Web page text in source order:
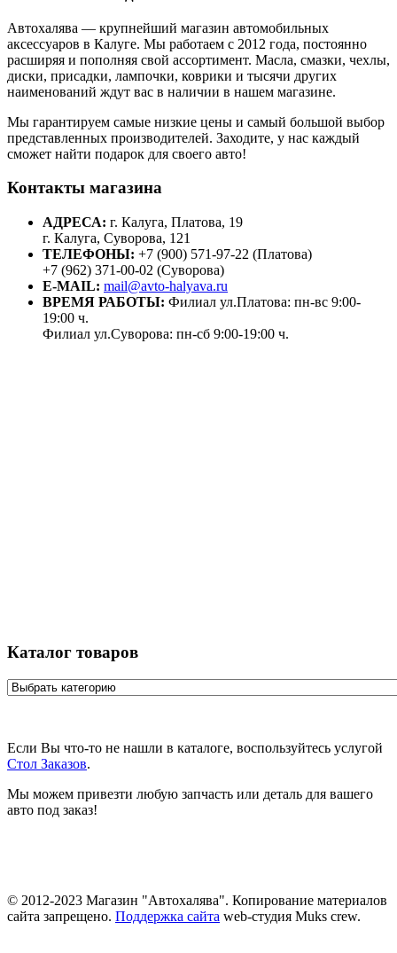
Автохалява — крупнейший магазин автомобильных
аксессуаров в Калуге. Мы работаем с 2012 года, постоянно
расширяя и пополняя свой ассортимент. Масла, смазки, чехлы,
диски, присадки, лампочки, коврики и тысячи других
наименований ждут вас в наличии в нашем магазине.
Мы гарантируем самые низкие цены и самый большой выбор
представленных производителей. Заходите, у нас каждый
сможет найти подарок для своего авто!
Контакты магазина
АДРЕСА: г. Калуга, Платова, 19
г. Калуга, Суворова, 121
ТЕЛЕФОНЫ: +7 (900) 571-97-22 (Платова)
+7 (962) 371-00-02 (Суворова)
E-MAIL: mail@avto-halyava.ru
ВРЕМЯ РАБОТЫ: Филиал ул.Платова: пн-вс 9:00-
19:00 ч.
Филиал ул.Суворова: пн-сб 9:00-19:00 ч.
Каталог товаров
Если Вы что-то не нашли в каталоге, воспользуйтесь услугой
Стол Заказов.
Мы можем привезти любую запчасть или деталь для вашего
авто под заказ!
© 2012-2023 Магазин "Автохалява". Копирование материалов
сайта запрещено. Поддержка сайта web-студия Muks crew.